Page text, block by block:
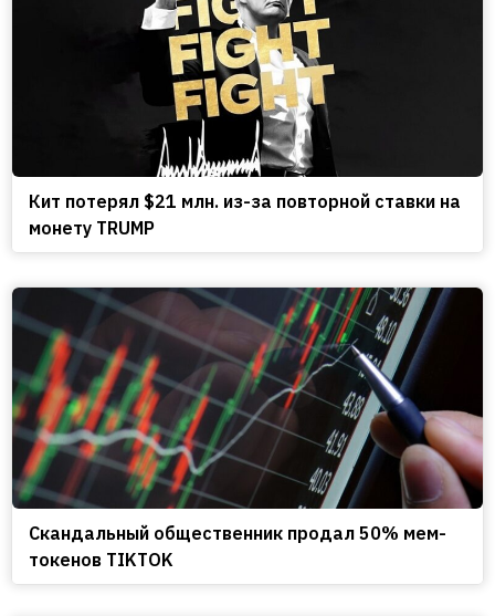
Кит потерял $21 млн. из-за повторной ставки на
монету TRUMP
Скандальный общественник продал 50% мем-
токенов TIKTOK